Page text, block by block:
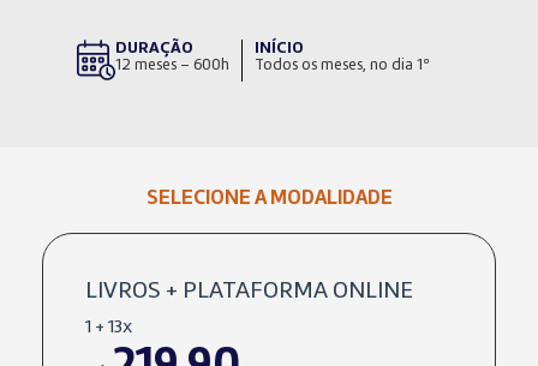
DURAÇÃO
12 meses – 600h
INÍCIO
Todos os meses, no dia 1º
SELECIONE A MODALIDADE
LIVROS + PLATAFORMA ONLINE
1 + 13x